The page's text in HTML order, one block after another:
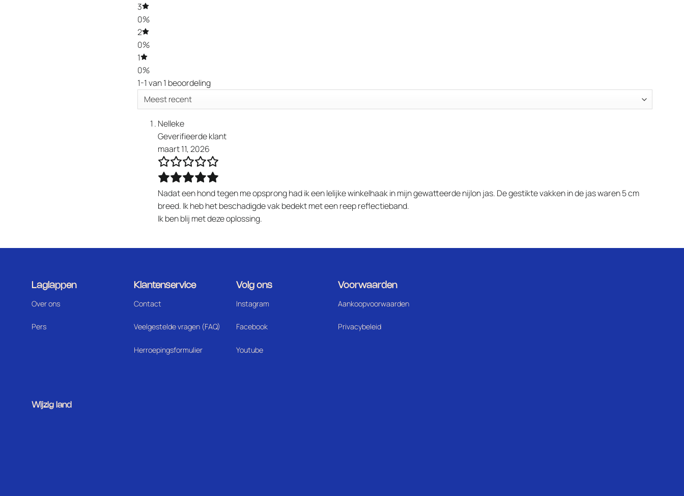
3
0%
2
0%
1
0%
1-1 van 1 beoordeling
Nelleke
Geverifieerde klant
maart 11, 2026
Nadat een hond tegen me opsprong had ik een lelijke winkelhaak in mijn gewatteerde nijlon jas. De gestikte vakken in de jas waren 5 cm
breed. Ik heb het beschadigde vak bedekt met een reep reflectieband.
Ik ben blij met deze oplossing.
Laglappen
Over ons
Pers
Klantenservice
Contact
Veelgestelde vragen (FAQ)
Herroepingsformulier
Volg ons
Instagram
Facebook
Youtube
Voorwaarden
Aankoopvoorwaarden
Privacybeleid
Wijzig land